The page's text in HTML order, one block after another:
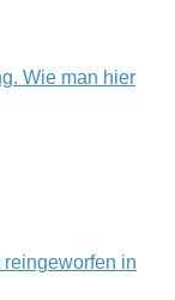
Wie man hier
in